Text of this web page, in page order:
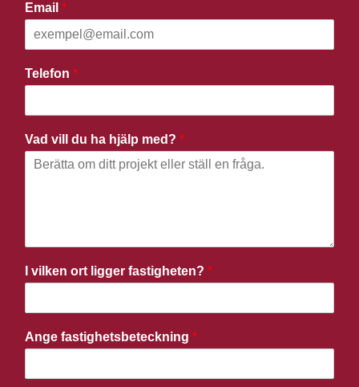
Email *
Telefon *
Vad vill du ha hjälp med? *
I vilken ort ligger fastigheten? *
Ange fastighetsbeteckning *